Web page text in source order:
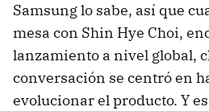
Samsung lo sabe, así que
mesa con Shin Hye Choi,
lanzamiento a nivel global,
conversación se centró en
evolucionar el producto. Y